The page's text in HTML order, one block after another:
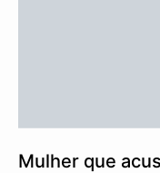
Mulher que